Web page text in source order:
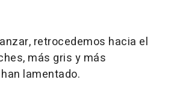
retrocedemos hacia el
más gris y más
lamentado.